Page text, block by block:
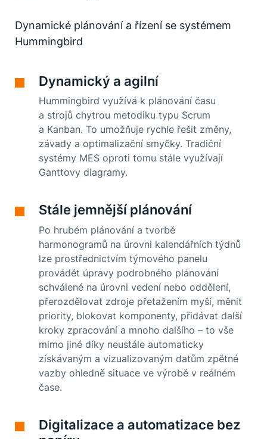
Dynamické plánování a řízení se systémem
Hummingbird
Dynamický a agilní
Hummingbird využívá k plánování času
a strojů chytrou metodiku typu Scrum
a Kanban. To umožňuje rychle řešit změny,
závady a optimalizační smyčky. Tradiční
systémy MES oproti tomu stále využívají
Ganttovy diagramy.
Stále jemnější plánování
Po hrubém plánování a tvorbě
harmonogramů na úrovni kalendářních týdnů
lze prostřednictvím týmového panelu
provádět úpravy podrobného plánování
schválené na úrovni vedení nebo oddělení,
přerozdělovat zdroje přetažením myší, měnit
priority, blokovat komponenty, přidávat další
kroky zpracování a mnoho dalšího – to vše
mimo jiné díky neustále automaticky
získávaným a vizualizovaným datům zpětné
vazby ohledně situace ve výrobě v reálném
čase.
Digitalizace a automatizace bez